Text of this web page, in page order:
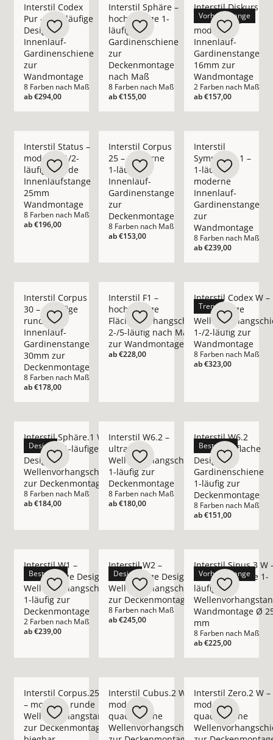
Interstil Codex
Pur – 1-/2-läufige
Design
Innenlauf-
Gardinenschiene
zur
Wandmontage
8 Farben nach Maß
ab€294,00
Interstil Sphäre –
hochwertige 1-
läufige
Gardinenschiene
zur
Deckenmontage
nach Maß
8 Farben nach Maß
ab€155,00
Vorhangstange
Interstil Diskurs
– 1-/2-läufige
moderne
Innenlauf-
Gardinenstange
16mm zur
Wandmontage
2 Farben nach Maß
ab€157,00
Interstil Status –
moderne 1/2-
läufige runde
Innenlaufstange
25mm
Wandmontage
8 Farben nach Maß
ab€196,00
Interstil Corpus
25 – moderne
1-läufige
Innenlauf-
Gardinenstange
zur
Deckenmontage
8 Farben nach Maß
ab€153,00
Interstil
Sympathie.1 –
1-läufige
moderne
Innenlauf-
Gardinenstange
zur
Wandmontage
8 Farben nach Maß
ab€239,00
Interstil Corpus
30 – 1-läufige
runde
Innenlauf-
Gardinenstange
30mm zur
Deckenmontage
8 Farben nach Maß
ab€178,00
Interstil F1 –
hochwertige
Flächenvorhangschiene
2-/5-läufig nach Maß
zur Wandmontage
ab€228,00
Trend
Interstil Codex W –
hochwertige
1-/2-läufig zur
Wandmontage
8 Farben nach Maß
ab€323,00
Design
Interstil Sphäre.1 W –
moderne 1-läufige
Design
Wellenvorhangschiene
zur Deckenmontage
8 Farben nach Maß
ab€184,00
Interstil W6.2 –
ultraflache
Wellenvorhangschiene
1-läufig zur
Deckenmontage
8 Farben nach Maß
ab€180,00
Bestseller
Interstil W6.2
Pur – ultraflache
Design
Gardinenschiene
1-läufig zur
Deckenmontage
8 Farben nach Maß
ab€151,00
Bestseller
Interstil W1 –
hochwertige Design-
Wellenvorhangschiene
1-läufig zur
Deckenmontage
2 Farben nach Maß
ab€239,00
Design
Interstil W2 –
hochwertige Design-
Wellenvorhangschiene
zur Deckenmontage
8 Farben nach Maß
ab€245,00
Vorhangstange
Interstil Sinus.3 W
moderne runde 1-
läufige
Wandmontage Ø
mm
8 Farben nach Maß
ab€225,00
Interstil Corpus.25 W
– moderne runde
Wellenvorhangstange
zur Deckenmontage
Interstil Cubus.2 W –
moderne
quadratische
Wellenvorhangschiene
Interstil Zero.2 W –
moderne
quadratische